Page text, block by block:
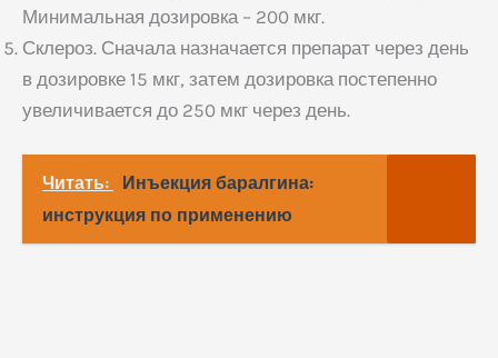
Минимальная дозировка – 200 мкг.
Склероз. Сначала назначается препарат через день
в дозировке 15 мкг, затем дозировка постепенно
увеличивается до 250 мкг через день.
Читать:
Инъекция баралгина:
инструкция по применению